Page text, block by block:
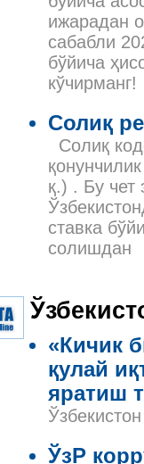
ижарадан
сабабли
бўйича
кўчирманг!
Солиқ
Солиқ
қ.) . Бу чет
ставка
солишдан
«Кичик
қулай
яратиш
ЎзР